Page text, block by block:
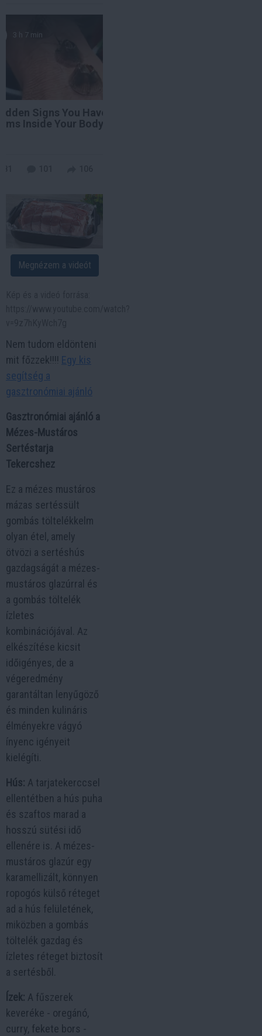
3 h 7 min
Signs You Have
Inside Your Body
Megnézem a videót
Nem tudom eldönteni
mit főzzek!!!! Egy kis
segítség a
gasztronómiai ajánló
Gasztronómiai ajánló a
Mézes-Mustáros
Sertéstarja
Tekercshez
Ez a mézes mustáros
mázas sertéssült
gombás töltelékkelm
olyan étel, amely
ötvözi a sertéshús
gazdagságát a mézes-
mustáros glazúrral és
a gombás töltelék
ízletes
kombinációjával. Az
elkészítése kicsit
időigényes, de a
végeredmény
garantáltan lenyűgöző
és minden kulináris
élményekre vágyó
ínyenc igényeit
kielégíti.
Hús: A tarjatekerccsel
ellentétben a hús puha
és szaftos marad a
hosszú sütési idő
ellenére is. A mézes-
mustáros glazúr egy
karamellizált, könnyen
ropogós külső réteget
ad a hús felületének,
miközben a gombás
töltelék gazdag és
ízletes réteget biztosít
a sertésből.
Ízek: A fűszerek
keveréke - oregánó,
curry, fekete bors -